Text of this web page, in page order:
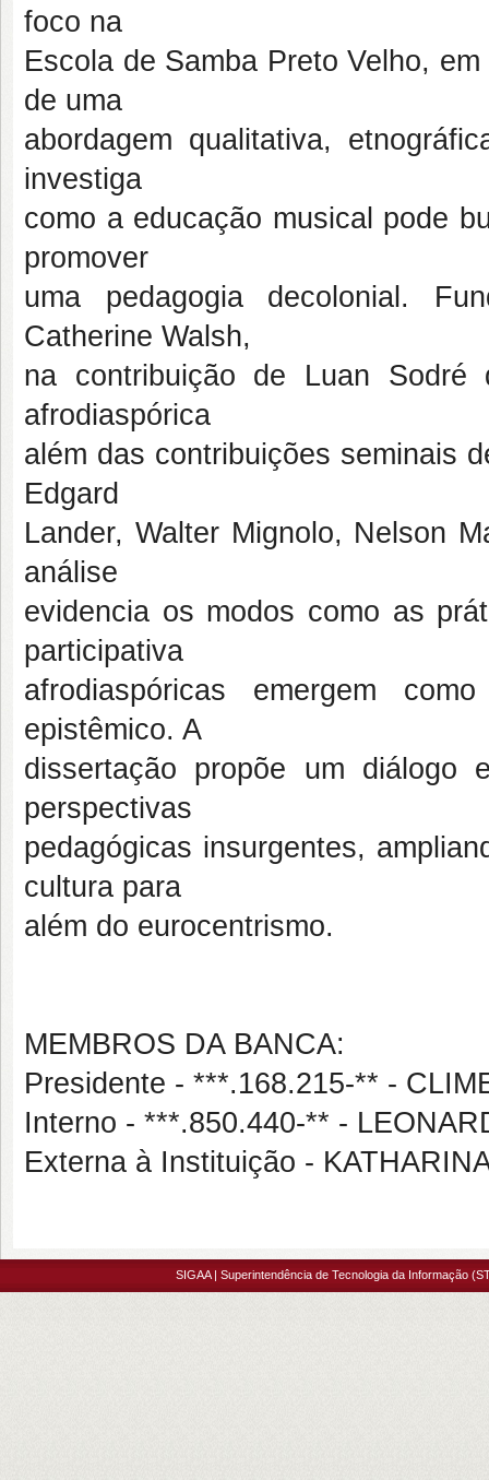
foco na
Escola de Samba Preto Velho,
de uma
abordagem qualitativa,
investiga
como a educação musical pode
promover
uma pedagogia decolonial.
Catherine Walsh,
na contribuição de Luan
afrodiaspórica
além das contribuições seminais
Edgard
Lander, Walter Mignolo, Nelson
análise
evidencia os modos como as
participativa
afrodiaspóricas emergem
epistêmico. A
dissertação propõe um diálogo
perspectivas
pedagógicas insurgentes,
cultura para
além do eurocentrismo.
MEMBROS DA BANCA:
Presidente - ***.168.215-** -
Interno - ***.850.440-** -
Externa à Instituição -
SIGAA | Superintendência de Tecnologia da Informação